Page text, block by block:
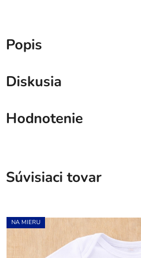
Popis
Diskusia
Hodnotenie
Súvisiaci tovar
NA MIERU